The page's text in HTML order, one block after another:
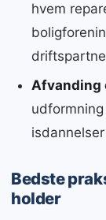
hvem
Afvanding
Bedste
holder